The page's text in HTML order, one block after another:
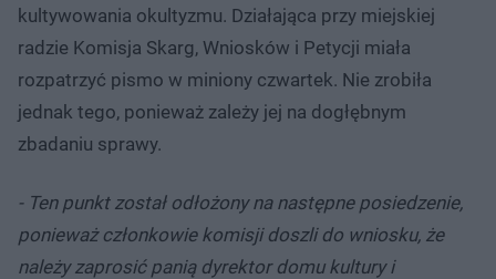
kultywowania okultyzmu. Działająca przy miejskiej
radzie Komisja Skarg, Wniosków i Petycji miała
rozpatrzyć pismo w miniony czwartek. Nie zrobiła
jednak tego, ponieważ zależy jej na dogłębnym
zbadaniu sprawy.
- Ten punkt został odłożony na następne posiedzenie,
ponieważ członkowie komisji doszli do wniosku, że
należy zaprosić panią dyrektor domu kultury i